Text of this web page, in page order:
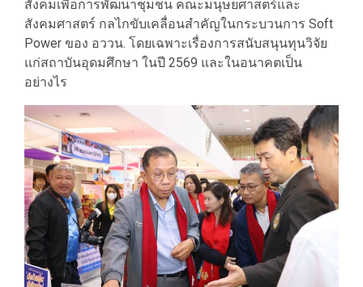
สังคมเพื่อการพัฒนาชุมชน คณะมนุษยศาสตร์และ
สังคมศาสตร์ กลไกขับเคลื่อนสำคัญในกระบวนการ Soft
Power ของ อววน. โดยเฉพาะเรื่องการสนับสนุนทุนวิจัย
แก่สถาบันอุดมศึกษา ในปี 2569 และในอนาคตเป็น
อย่างไร